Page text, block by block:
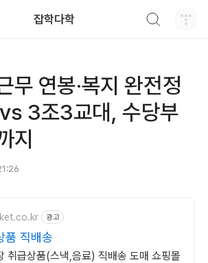
잡학다학
무 연봉·복지 완전정
3조3교대, 수당부
지
광고
품 직배송
취급상품(스낵,음료) 직배송 도매 쇼핑몰